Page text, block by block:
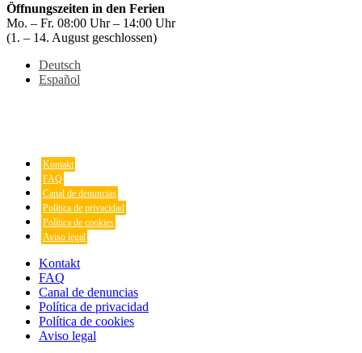
Öffnungszeiten in den Ferien
Mo. – Fr. 08:00 Uhr – 14:00 Uhr
(1. – 14. August geschlossen)
Deutsch
Español
Kontakt
FAQ
Canal de denuncias
Política de privacidad
Política de cookies
Aviso legal
Kontakt
FAQ
Canal de denuncias
Política de privacidad
Política de cookies
Aviso legal